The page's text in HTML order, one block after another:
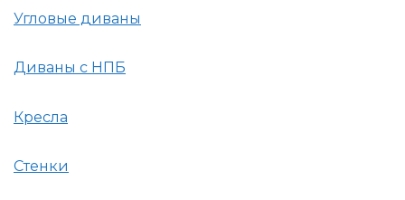
Угловые диваны
Диваны с НПБ
Кресла
Стенки